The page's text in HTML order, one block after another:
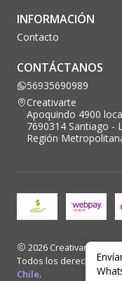
INFORMACIÓN
Contacto
CONTÁCTANOS
56935690989
Creativarte
Apoquindo 4900
7690314 Santiago -
Región
2026 Creativarte.
Todos los derechos
Chile.